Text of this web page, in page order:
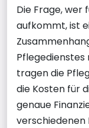
Die Frage,
aufkommt, ist
Pflegedienstes
tragen die
die Kosten für
genaue
verschiedenen